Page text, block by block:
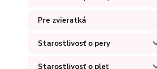
Pre zvieratká
Starostlivosť o pery
Starostlivosť o pleť